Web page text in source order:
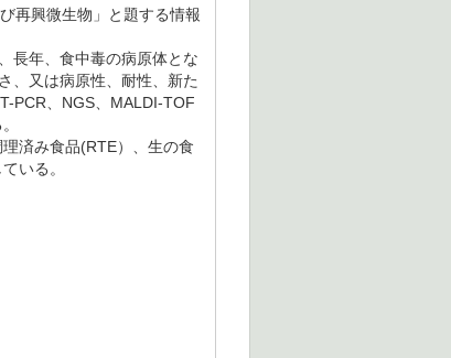
再興微生物」と題する情報
長年、食中毒の病原体とな
、又は病原性、耐性、新た
PCR、NGS、MALDI-TOF
済み食品(RTE）、生の食
いる。